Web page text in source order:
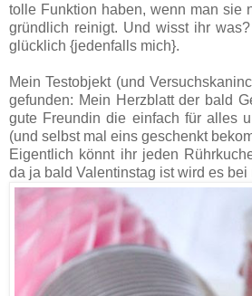
tolle Funktion haben, wenn man sie
gründlich reinigt. Und wisst ihr
glücklich {jedenfalls mich}.
Mein Testobjekt (und
gefunden: Mein Herzblatt der bald
gute Freundin die einfach für alles
(und selbst mal eins geschenkt
Eigentlich könnt ihr jeden
da ja bald Valentinstag ist wird es